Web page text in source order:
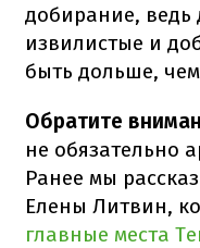
добирание, ведь
извилистые и
быть дольше,
Обратите
не обязательно
Ранее мы
Елены Литвин,
главные места